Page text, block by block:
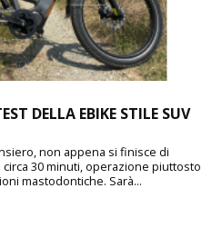
DELLA EBIKE STILE SUV
non appena si finisce di
circa 30 minuti, operazione piuttosto
mastodontiche. Sarà...